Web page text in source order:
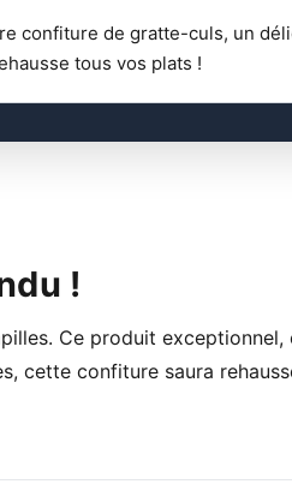
confiture de gratte-culs, un
tous vos plats !
!
Ce produit
cette confiture saura